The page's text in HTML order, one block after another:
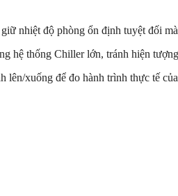
nhiệt độ phòng ổn định tuyệt đối
hệ thống Chiller lớn, tránh hiện
xuống để đo hành trình thực tế